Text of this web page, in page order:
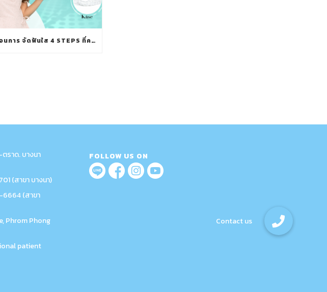
ขั้นตอนการ จัดฟันใส 4 STEPS ที่ควรรู้
ราด. บางนา
(สาขา บางนา)
(สาขา
Phrom Phong
patient
FOLLOW US ON